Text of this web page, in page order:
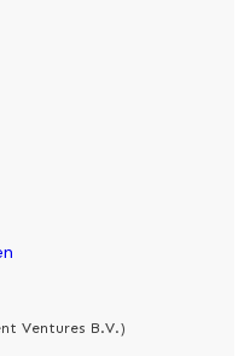
Ventures B.V.)